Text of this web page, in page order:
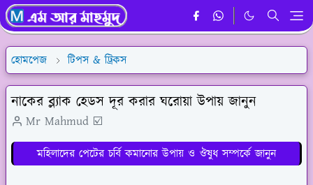
হোমপেজ টিপস & ট্রিকস
নাকের ব্ল্যাক হেডস দূর করার ঘরোয়া উপায় জানুন
Mr Mahmud ☑️
মহিলাদের পেটের চর্বি কমানোর উপায় ও ঔষুধ সম্পর্কে জানুন